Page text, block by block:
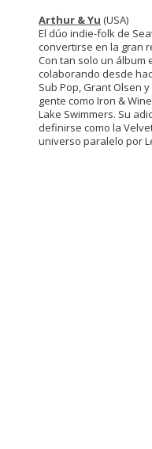
Arthur & Yu (USA)
El dúo indie-folk de
convertirse en la gran
Con tan solo un álbum
colaborando desde
Sub Pop, Grant Olsen
gente como Iron &
Lake Swimmers. Su
definirse como la
universo paralelo por